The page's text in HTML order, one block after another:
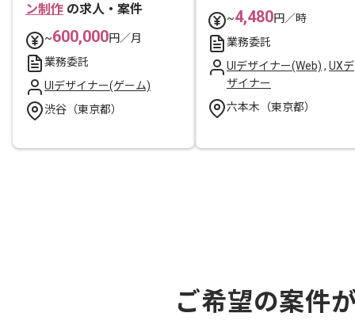
ン制作 の求人・案件
~600,000円／月
業務委託
UIデザイナー(ゲーム)
渋谷（東京都）
~4,480円／時
業務委託
UIデザイナー(Web) , UXデ
ザイナー
六本木（東京都）
ご希望の案件